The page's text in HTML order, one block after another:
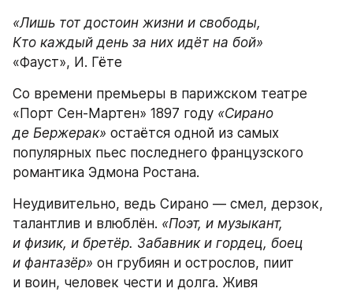
«Лишь тот достоин жизни и свободы,
Кто каждый день за них идёт на бой»
«Фауст», И. Гёте
Со времени премьеры в парижском театре
«Порт Сен-Мартен» 1897 году «Сирано
де Бержерак» остаётся одной из самых
популярных пьес последнего французского
романтика Эдмона Ростана.
Неудивительно, ведь Сирано — смел, дерзок,
талантлив и влюблён. «Поэт, и музыкант,
и физик, и бретёр. Забавник и гордец, боец
и фантазёр» он грубиян и острослов, пиит
и воин, человек чести и долга. Живя